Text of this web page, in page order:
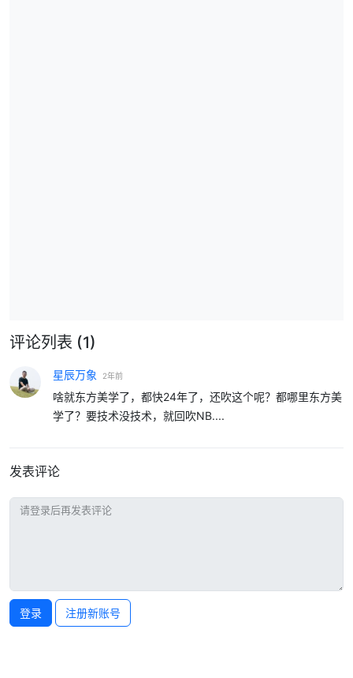
评论列表 (1)
星辰万象 2年前
啥就东方美学了，都快24年了，还吹这个呢？都哪里东方美
学了？要技术没技术，就回吹NB....
发表评论
登录 注册新账号